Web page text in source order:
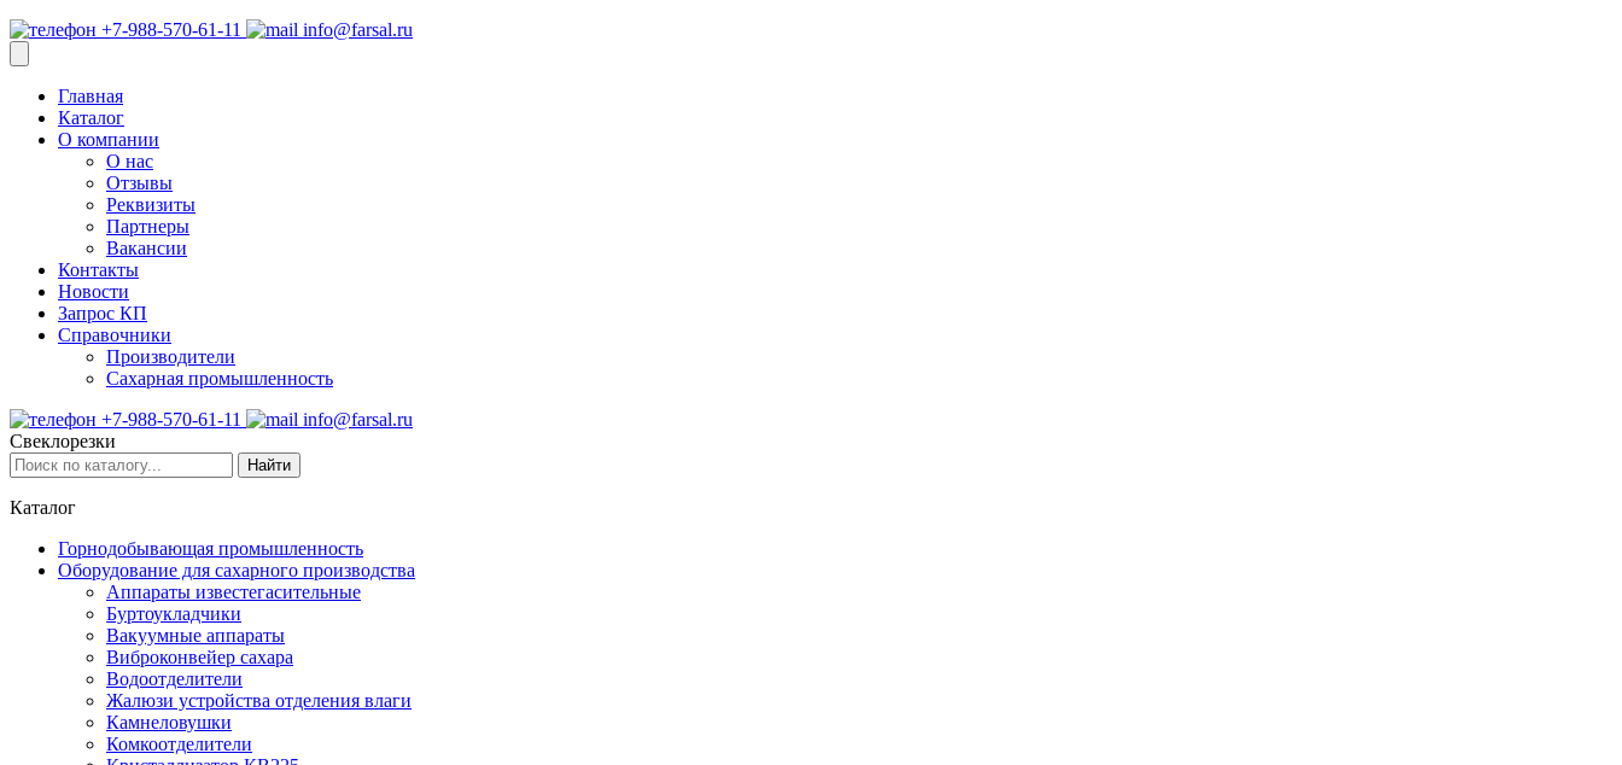
+7-988-570-61-11
info@farsal.ru
Главная
Каталог
О компании
О нас
Отзывы
Реквизиты
Партнеры
Вакансии
Контакты
Новости
Запрос КП
Справочники
Производители
Сахарная промышленность
+7-988-570-61-11
info@farsal.ru
Свеклорезки
Найти
Каталог
Горнодобывающая промышленность
Оборудование для сахарного производства
Аппараты известегасительные
Буртоукладчики
Вакуумные аппараты
Виброконвейер сахара
Водоотделители
Жалюзи устройства отделения влаги
Камнеловушки
Комкоотделители